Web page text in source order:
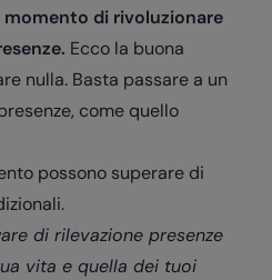
momento di rivoluzionare
Ecco la buona
nulla. Basta passare a un
come quello
possono superare di
di rilevazione presenze
vita e quella dei tuoi